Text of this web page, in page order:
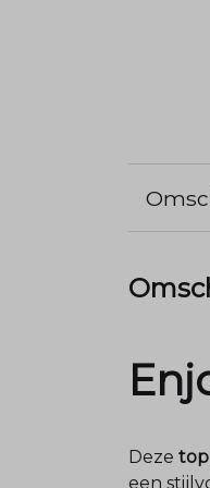
Deze
een